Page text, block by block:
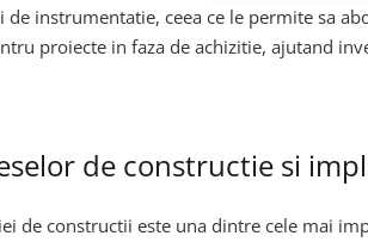
de instrumentatie, ceea ce le permite sa
proiecte in faza de achizitie, ajutand
de constructie si
de constructii este una dintre cele mai